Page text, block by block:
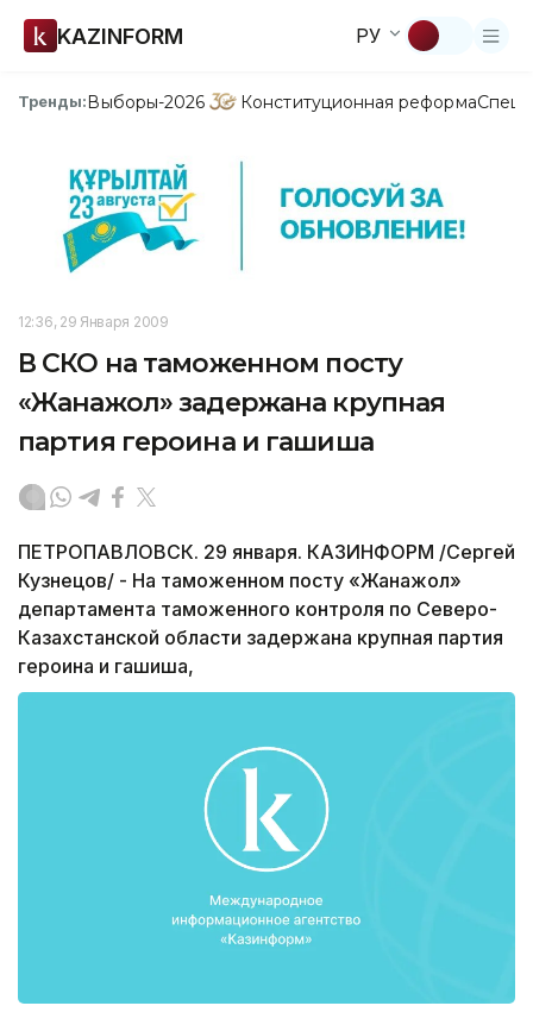
KAZINFORM РУ
Тренды:Выборы-2026 Конституционная реформа
12:36, 29 Января 2009
В СКО на таможенном посту
«Жанажол» задержана крупная
партия героина и гашиша
ПЕТРОПАВЛОВСК. 29 января. КАЗИНФОРМ /Сергей
Кузнецов/ - На таможенном посту «Жанажол»
департамента таможенного контроля по Северо-
Казахстанской области задержана крупная партия
героина и гашиша,